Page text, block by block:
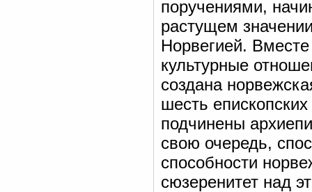
поручениями,
растущем
Норвегией.
культурные
создана
шесть
подчинены
свою очередь,
способности
сюзеренитет над